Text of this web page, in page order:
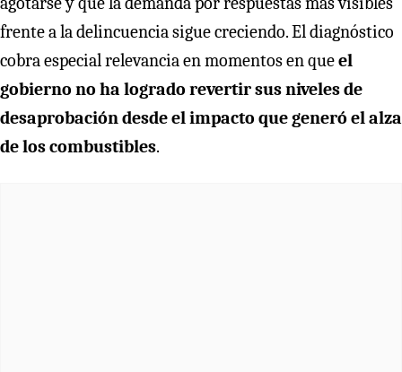
frente a la delincuencia sigue creciendo. El diagnóstico
cobra especial relevancia en momentos en queel
gobierno no ha logrado revertir sus niveles de
desaprobación desde el impacto que generó el alza
de los combustibles.